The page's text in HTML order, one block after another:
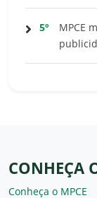
5º
MPCE
CONHEÇA
Conheça o MPCE